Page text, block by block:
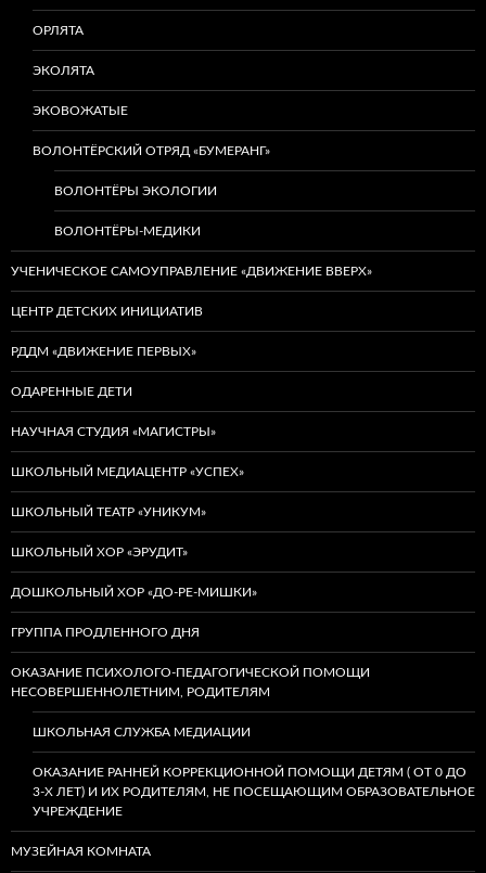
ОРЛЯТА
ЭКОЛЯТА
ЭКОВОЖАТЫЕ
ВОЛОНТЁРСКИЙ ОТРЯД «БУМЕРАНГ»
ВОЛОНТЁРЫ ЭКОЛОГИИ
ВОЛОНТЁРЫ-МЕДИКИ
УЧЕНИЧЕСКОЕ САМОУПРАВЛЕНИЕ «ДВИЖЕНИЕ ВВЕРХ»
ЦЕНТР ДЕТСКИХ ИНИЦИАТИВ
РДДМ «ДВИЖЕНИЕ ПЕРВЫХ»
ОДАРЕННЫЕ ДЕТИ
НАУЧНАЯ СТУДИЯ «МАГИСТРЫ»
ШКОЛЬНЫЙ МЕДИАЦЕНТР «УСПЕХ»
ШКОЛЬНЫЙ ТЕАТР «УНИКУМ»
ШКОЛЬНЫЙ ХОР «ЭРУДИТ»
ДОШКОЛЬНЫЙ ХОР «ДО-РЕ-МИШКИ»
ГРУППА ПРОДЛЕННОГО ДНЯ
ОКАЗАНИЕ ПСИХОЛОГО-ПЕДАГОГИЧЕСКОЙ ПОМОЩИ
НЕСОВЕРШЕННОЛЕТНИМ, РОДИТЕЛЯМ
ШКОЛЬНАЯ СЛУЖБА МЕДИАЦИИ
ОКАЗАНИЕ РАННЕЙ КОРРЕКЦИОННОЙ ПОМОЩИ ДЕТЯМ ( ОТ 0 ДО
3-Х ЛЕТ) И ИХ РОДИТЕЛЯМ, НЕ ПОСЕЩАЮЩИМ ОБРАЗОВАТЕЛЬНОЕ
УЧРЕЖДЕНИЕ
МУЗЕЙНАЯ КОМНАТА